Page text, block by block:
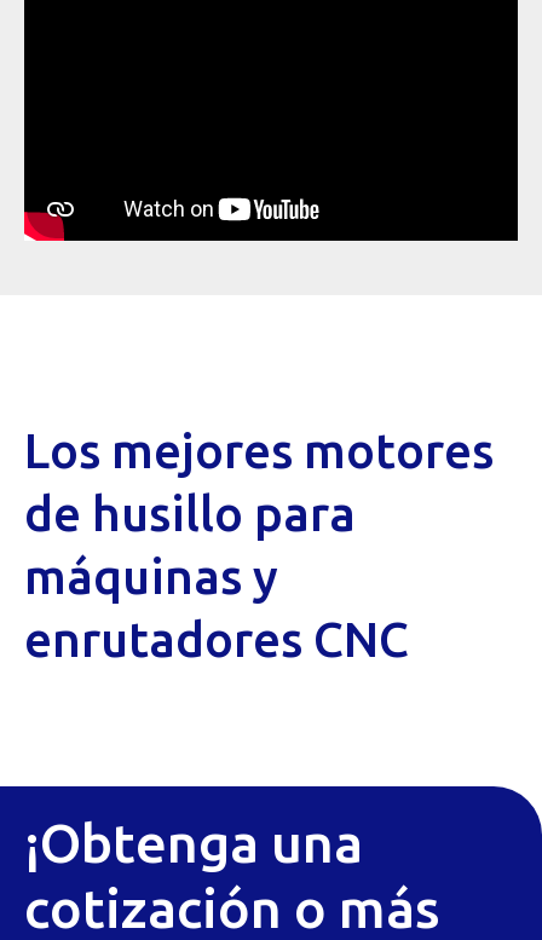
Los mejores motores
de husillo para
máquinas y
enrutadores CNC
¡Obtenga una
cotización o más